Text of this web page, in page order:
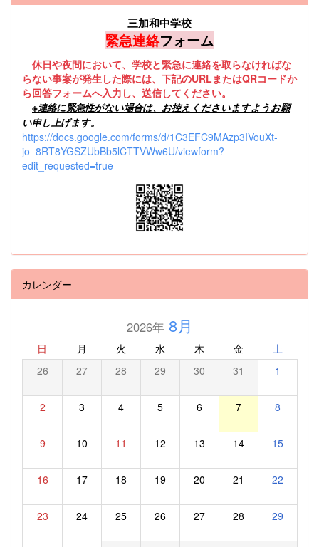
三加和中学校
緊急連絡フォーム
休日や夜間において、学校と緊急に連絡を取らなければな
らない事案が発生した際には、下記のURLまたはQRコードか
ら回答フォームへ入力し、送信してください。
※連絡に緊急性がない場合は、お控えくださいますようお願
い申し上げます。
https://docs.google.com/forms/d/1C3EFC9MAzp3IVouXt-
jo_8RT8YGSZUbBb5lCTTVWw6U/viewform?
edit_requested=true
カレンダー
2026年8月
日 月 火 水 木 金 土
26 27 28 29 30 31 1
2 3 4 5 6 7 8
9 10 11 12 13 14 15
16 17 18 19 20 21 22
23 24 25 26 27 28 29